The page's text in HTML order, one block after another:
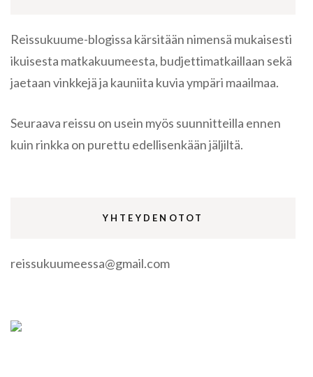
Reissukuume-blogissa kärsitään nimensä mukaisesti
ikuisesta matkakuumeesta, budjettimatkaillaan sekä
jaetaan vinkkejä ja kauniita kuvia ympäri maailmaa.
Seuraava reissu on usein myös suunnitteilla ennen
kuin rinkka on purettu edellisenkään jäljiltä.
YHTEYDENOTOT
reissukuumeessa@gmail.com